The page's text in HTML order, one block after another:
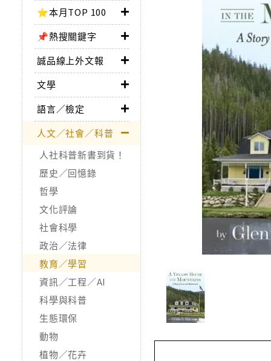
⭐本月TOP 100
📌熱搜關鍵字
誠品線上外文報
文學
語言／檢定
人文／社會／科普
人社科普新書到貨！
歷史／回憶錄
哲學
文化評論
社會科學
政治／法律
教育／學習
資訊／工程／AI
科學與科普
生態環保
動物
植物／花卉